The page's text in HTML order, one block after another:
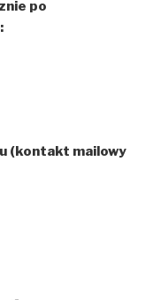
po
(kontakt mailowy